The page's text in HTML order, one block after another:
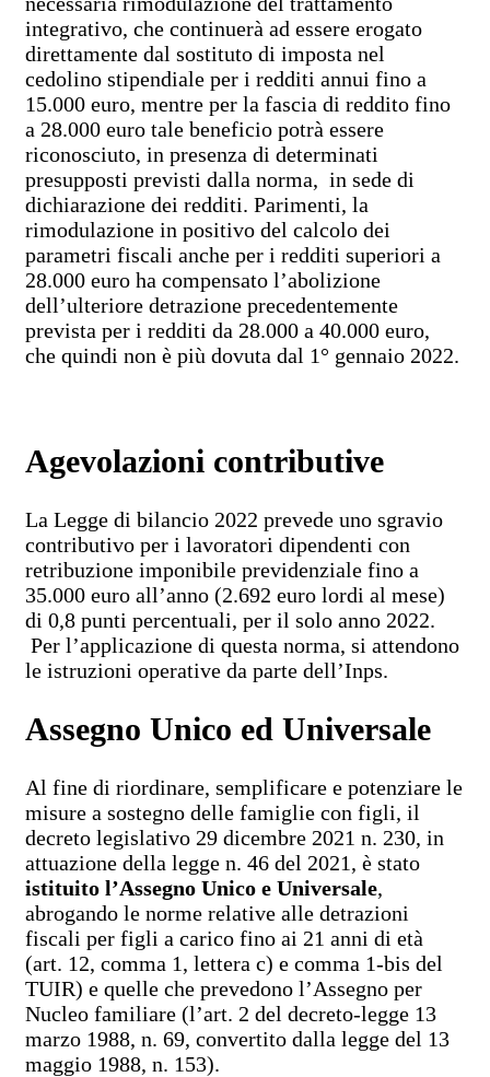
integrativo, che continuerà ad essere erogato
direttamente dal sostituto di imposta nel
cedolino stipendiale per i redditi annui fino a
15.000 euro, mentre per la fascia di reddito fino
a 28.000 euro tale beneficio potrà essere
riconosciuto, in presenza di determinati
presupposti previsti dalla norma, in sede di
dichiarazione dei redditi. Parimenti, la
rimodulazione in positivo del calcolo dei
parametri fiscali anche per i redditi superiori a
28.000 euro ha compensato l’abolizione
dell’ulteriore detrazione precedentemente
prevista per i redditi da 28.000 a 40.000 euro,
che quindi non è più dovuta dal 1° gennaio 2022.
Agevolazioni contributive
La Legge di bilancio 2022 prevede uno sgravio
contributivo per i lavoratori dipendenti con
retribuzione imponibile previdenziale fino a
35.000 euro all’anno (2.692 euro lordi al mese)
di 0,8 punti percentuali, per il solo anno 2022.
Per l’applicazione di questa norma, si attendono
le istruzioni operative da parte dell’Inps.
Assegno Unico ed Universale
Al fine di riordinare, semplificare e potenziare le
misure a sostegno delle famiglie con figli, il
decreto legislativo 29 dicembre 2021 n. 230, in
attuazione della legge n. 46 del 2021, è stato
istituito l’Assegno Unico e Universale,
abrogando le norme relative alle detrazioni
fiscali per figli a carico fino ai 21 anni di età
(art. 12, comma 1, lettera c) e comma 1-bis del
TUIR) e quelle che prevedono l’Assegno per
Nucleo familiare (l’art. 2 del decreto-legge 13
marzo 1988, n. 69, convertito dalla legge del 13
maggio 1988, n. 153).